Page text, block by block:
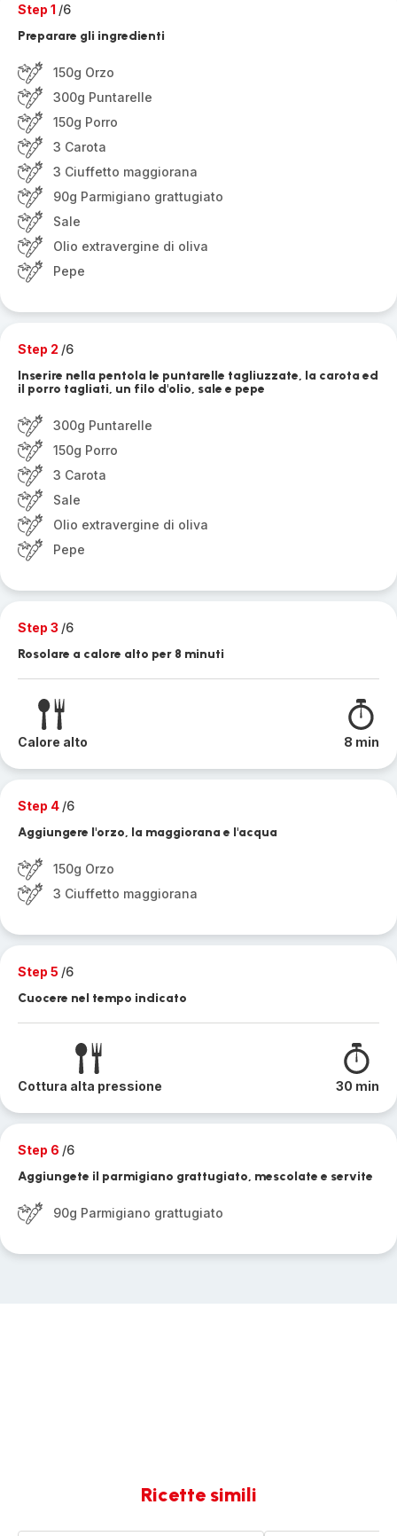
Step 1 /6
Preparare gli ingredienti
150g Orzo
300g Puntarelle
150g Porro
3 Carota
3 Ciuffetto maggiorana
90g Parmigiano grattugiato
Sale
Olio extravergine di oliva
Pepe
Step 2 /6
Inserire nella pentola le puntarelle tagliuzzate, la carota ed
il porro tagliati, un filo d'olio, sale e pepe
300g Puntarelle
150g Porro
3 Carota
Sale
Olio extravergine di oliva
Pepe
Step 3 /6
Rosolare a calore alto per 8 minuti
Calore alto 8 min
Step 4 /6
Aggiungere l'orzo, la maggiorana e l'acqua
150g Orzo
3 Ciuffetto maggiorana
Step 5 /6
Cuocere nel tempo indicato
Cottura alta pressione 30 min
Step 6 /6
Aggiungete il parmigiano grattugiato, mescolate e servite
90g Parmigiano grattugiato
Ricette simili